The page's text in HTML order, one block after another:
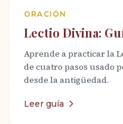
ORACIÓN
Lectio Divina:
Aprende a practicar la
de cuatro pasos usado
desde la antigüedad.
Leer guía